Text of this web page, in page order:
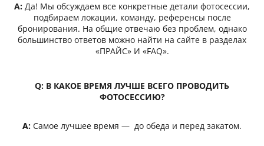
A: Да! Мы обсуждаем все конкретные детали фотосессии,
подбираем локации, команду, референсы после
бронирования. На общие отвечаю без проблем, однако
большинство ответов можно найти на сайте в разделах
«ПРАЙС» И «FAQ».
Q: В КАКОЕ ВРЕМЯ ЛУЧШЕ ВСЕГО ПРОВОДИТЬ
ФОТОСЕССИЮ?
A: Самое лучшее время — до обеда и перед закатом.